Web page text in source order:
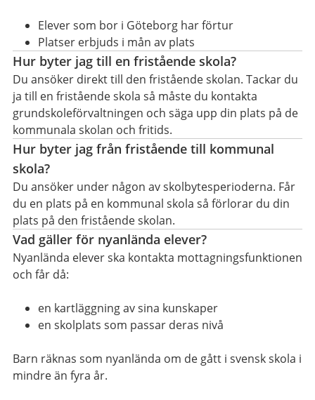
Elever som bor i Göteborg har förtur
Platser erbjuds i mån av plats
Hur byter jag till en fristående skola?
Du ansöker direkt till den fristående skolan. Tackar du
ja till en fristående skola så måste du kontakta
grundskoleförvaltningen och säga upp din plats på de
kommunala skolan och fritids.
Hur byter jag från fristående till kommunal
skola?
Du ansöker under någon av skolbytesperioderna. Får
du en plats på en kommunal skola så förlorar du din
plats på den fristående skolan.
Vad gäller för nyanlända elever?
Nyanlända elever ska kontakta mottagningsfunktionen
och får då:
en kartläggning av sina kunskaper
en skolplats som passar deras nivå
Barn räknas som nyanlända om de gått i svensk skola i
mindre än fyra år.